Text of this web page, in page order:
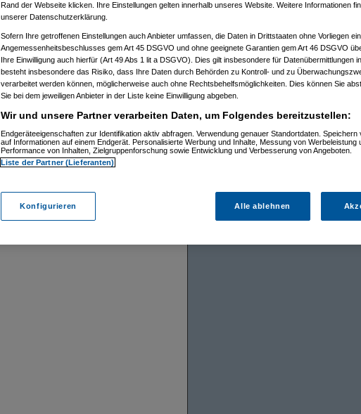
Rand der Webseite klicken. Ihre Einstellungen gelten innerhalb unseres Website. Weitere Informationen
unserer Datenschutzerklärung.
Sofern Ihre getroffenen Einstellungen auch Anbieter umfassen, die Daten in Drittstaaten ohne Vorliegen
Angemessenheitsbeschlusses gem Art 45 DSGVO und ohne geeignete Garantien gem Art 46 DSGVO
Ihre Einwilligung auch hierfür (Art 49 Abs 1 lit a DSGVO). Dies gilt insbesondere für Datenübermittlungen
besteht insbesondere das Risiko, dass Ihre Daten durch Behörden zu Kontroll- und zu
verarbeitet werden können, möglicherweise auch ohne Rechtsbehelfsmöglichkeiten. Dies können Sie
Sie bei dem jeweiligen Anbieter in der Liste keine Einwilligung abgeben.
Wir und unsere Partner verarbeiten Daten, um Folgendes bereitzustellen:
Endgeräteeigenschaften zur Identifikation aktiv abfragen. Verwendung genauer Standortdaten. Speichern
auf Informationen auf einem Endgerät. Personalisierte Werbung und Inhalte, Messung von Werbeleistung
Performance von Inhalten, Zielgruppenforschung sowie Entwicklung und Verbesserung von Angeboten.
Liste der Partner (Lieferanten)
Konfigurieren Alle ablehnen